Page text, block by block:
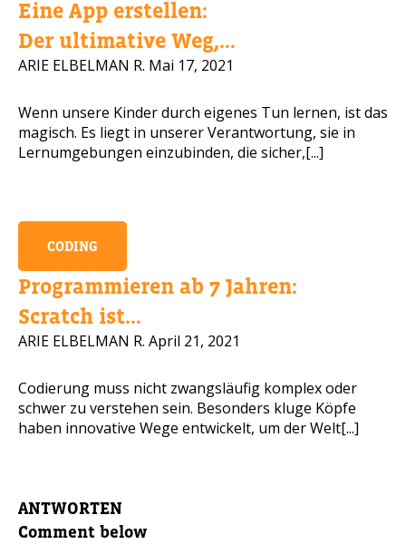
Eine App erstellen:
Der ultimative Weg,...
ARIE ELBELMAN R. Mai 17, 2021
Wenn unsere Kinder durch eigenes Tun lernen, ist das
magisch. Es liegt in unserer Verantwortung, sie in
Lernumgebungen einzubinden, die sicher,[...]
CODING
Programmieren ab 7 Jahren:
Scratch ist...
ARIE ELBELMAN R. April 21, 2021
Codierung muss nicht zwangsläufig komplex oder
schwer zu verstehen sein. Besonders kluge Köpfe
haben innovative Wege entwickelt, um der Welt[...]
ANTWORTEN
Comment below
Handynummer
Lesen Sie unsere